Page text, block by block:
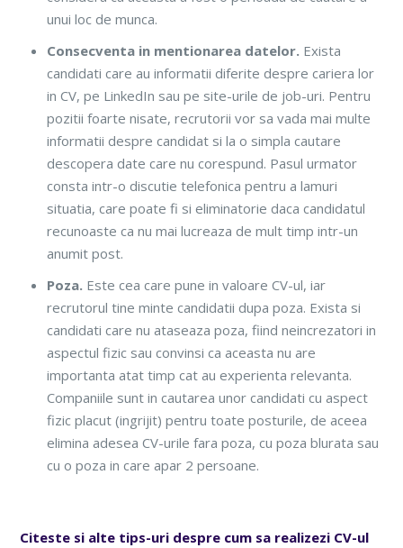
unui loc de munca.
Consecventa in mentionarea datelor. Exista
candidati care au informatii diferite despre cariera lor
in CV, pe LinkedIn sau pe site-urile de job-uri. Pentru
pozitii foarte nisate, recrutorii vor sa vada mai multe
informatii despre candidat si la o simpla cautare
descopera date care nu corespund. Pasul urmator
consta intr-o discutie telefonica pentru a lamuri
situatia, care poate fi si eliminatorie daca candidatul
recunoaste ca nu mai lucreaza de mult timp intr-un
anumit post.
Poza. Este cea care pune in valoare CV-ul, iar
recrutorul tine minte candidatii dupa poza. Exista si
candidati care nu ataseaza poza, fiind neincrezatori in
aspectul fizic sau convinsi ca aceasta nu are
importanta atat timp cat au experienta relevanta.
Companiile sunt in cautarea unor candidati cu aspect
fizic placut (ingrijit) pentru toate posturile, de aceea
elimina adesea CV-urile fara poza, cu poza blurata sau
cu o poza in care apar 2 persoane.
Citeste si alte tips-uri despre cum sa realizezi CV-ul